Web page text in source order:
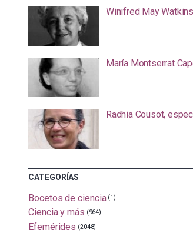
Winifred May
María Montserrat
Radhia Cousot,
CATEGORÍAS
Bocetos de ciencia (1)
Ciencia y más (964)
Efemérides (2048)